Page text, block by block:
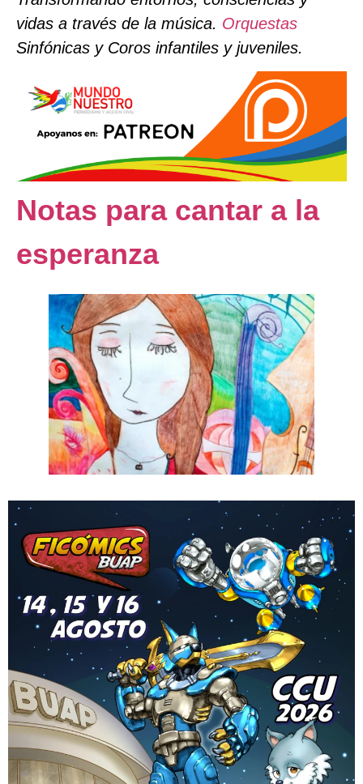
vidas a través de la música. Orquestas
Sinfónicas y Coros infantiles y juveniles.
Notas para cantar a la
esperanza